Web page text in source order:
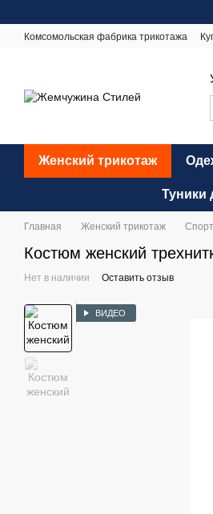
Комсомольская фабрика трикотажа
Женский трикотаж
Туники
Главная Женский трикотаж
Костюм женский
Нет в наличии Оставить отзыв
ВИДЕО